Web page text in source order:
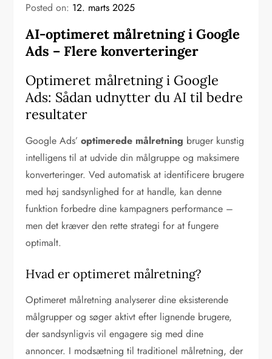
Posted on: 12. marts 2025
AI-optimeret målretning i Google
Ads – Flere konverteringer
Optimeret målretning i Google
Ads: Sådan udnytter du AI til bedre
resultater
Google Ads’optimerede målretning bruger kunstig
intelligens til at udvide din målgruppe og maksimere
konverteringer. Ved automatisk at identificere brugere
med høj sandsynlighed for at handle, kan denne
funktion forbedre dine kampagners performance –
men det kræver den rette strategi for at fungere
optimalt.
Hvad er optimeret målretning?
Optimeret målretning analyserer dine eksisterende
målgrupper og søger aktivt efter lignende brugere,
der sandsynligvis vil engagere sig med dine
annoncer. I modsætning til traditionel målretning, der